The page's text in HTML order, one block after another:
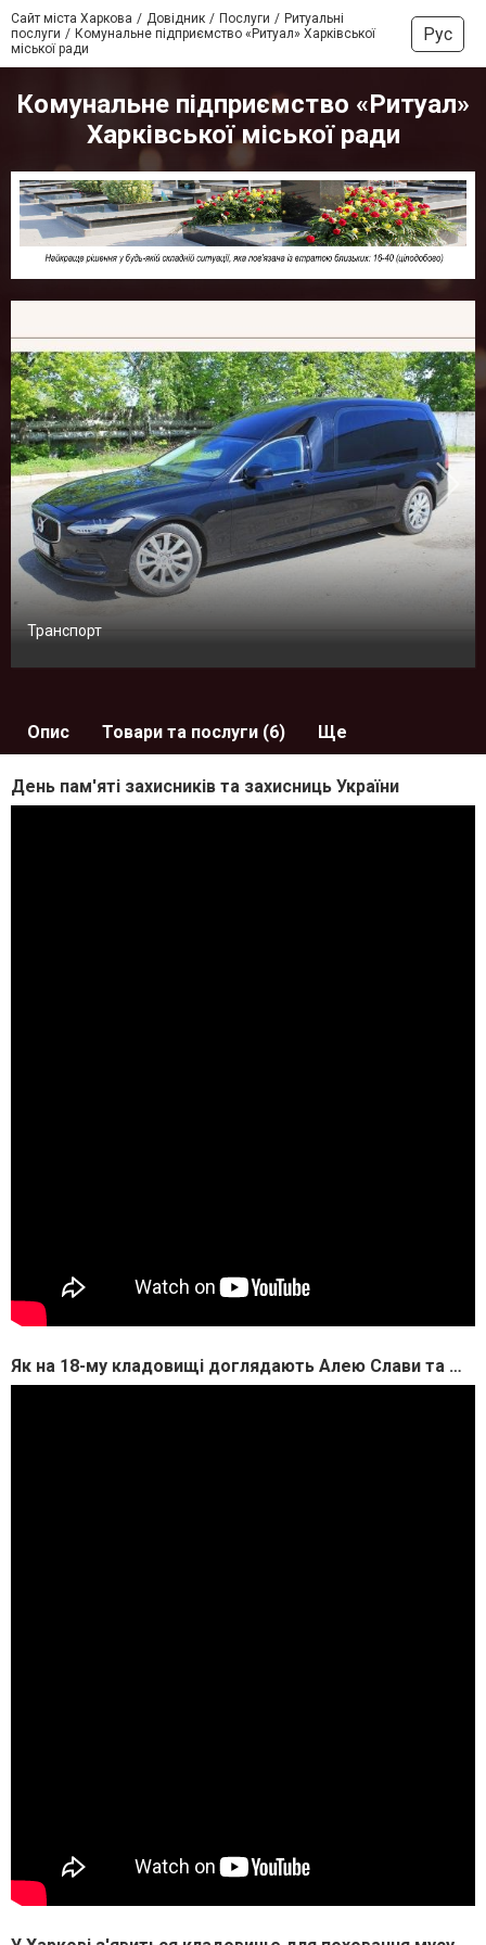
Сайт міста Харкова Довідник Послуги
Ритуальні
послуги
Комунальне підприємство «Ритуал» Харківської
міської ради
Рус
Комунальне підприємство «Ритуал»
Харківської міської ради
Транспорт
Опис Товари та послуги (6) Ще
День пам'яті захисників та захисниць України
Як на 18-му кладовищі доглядають Алею Слави та що місто робить для увічнення пам’яті про загиблих воїнів, дивіться в сюжеті.